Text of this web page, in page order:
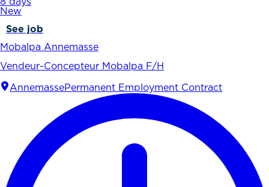
8 days
New
See job
Mobalpa Annemasse
Vendeur-Concepteur Mobalpa F/H
AnnemassePermanent Employment Contract